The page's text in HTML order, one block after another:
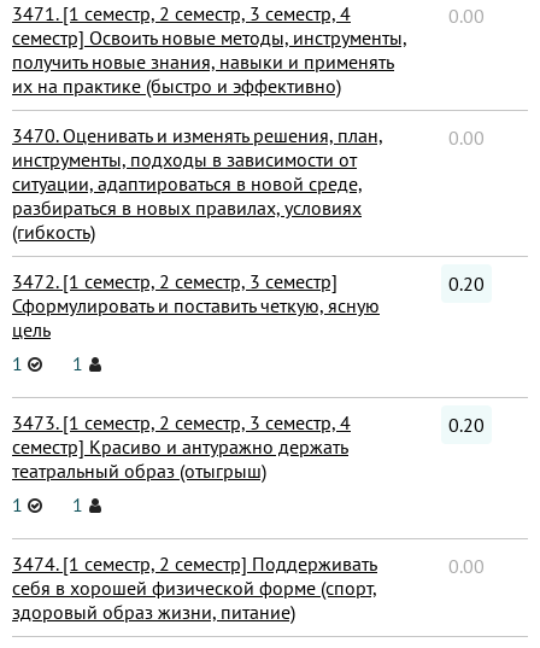
3471. [1 семестр, 2 семестр, 3 семестр, 4
семестр] Освоить новые методы, инструменты,
получить новые знания, навыки и применять
их на практике (быстро и эффективно)
0.00
3470. Оценивать и изменять решения, план,
инструменты, подходы в зависимости от
ситуации, адаптироваться в новой среде,
разбираться в новых правилах, условиях
(гибкость)
0.00
3472. [1 семестр, 2 семестр, 3 семестр]
Сформулировать и поставить четкую, ясную
цель
1
1
0.20
3473. [1 семестр, 2 семестр, 3 семестр, 4
семестр] Красиво и антуражно держать
театральный образ (отыгрыш)
1
1
0.20
3474. [1 семестр, 2 семестр] Поддерживать
себя в хорошей физической форме (спорт,
здоровый образ жизни, питание)
0.00